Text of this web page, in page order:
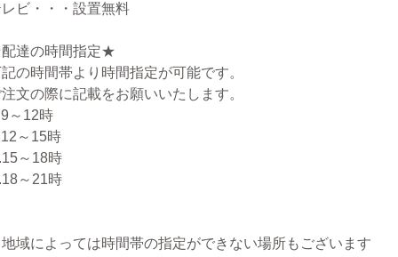
ビ・・・設置無料
達の時間指定★
の時間帯より時間指定が可能です。
文の際に記載をお願いいたします。
～12時
～15時
～18時
～21時
域によっては時間帯の指定ができない場所もございます